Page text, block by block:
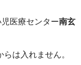
医療センター南玄
は入れません。